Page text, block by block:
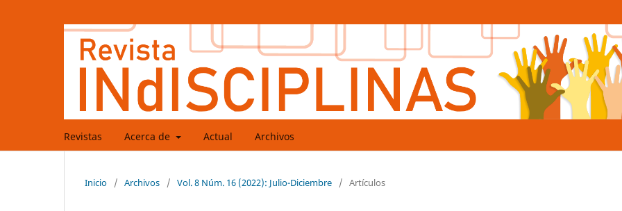
Revistas Acerca de Actual Archivos
Inicio / Archivos / Vol. 8 Núm. 16 (2022): Julio-Diciembre / Artículos